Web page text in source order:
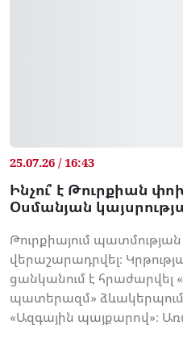
25.07.26 / 16:43
Ինչու՞ է Թուրքիան
Օսմանյան
Թուրքիայում
վերաշարադրվել։
ցանկանում է հրաժարվել
պատերազմ»
«Ազգային պայքարով»։